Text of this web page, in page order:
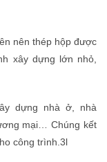
nên thép hộp được
xây dựng lớn nhỏ,
dựng nhà ở, nhà
mại… Chúng kết
công trình.3l